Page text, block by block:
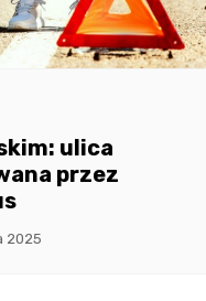
ulica
przez
2025